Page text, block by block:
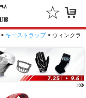
> キーストラップ> ウィンクラ